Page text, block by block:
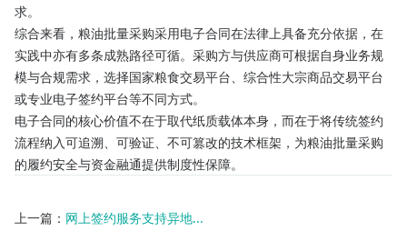
求。
综合来看，粮油批量采购采用电子合同在法律上具备充分依据，在
实践中亦有多条成熟路径可循。采购方与供应商可根据自身业务规
模与合规需求，选择国家粮食交易平台、综合性大宗商品交易平台
或专业电子签约平台等不同方式。
电子合同的核心价值不在于取代纸质载体本身，而在于将传统签约
流程纳入可追溯、可验证、不可篡改的技术框架，为粮油批量采购
的履约安全与资金融通提供制度性保障。
上一篇： 网上签约服务支持异地...